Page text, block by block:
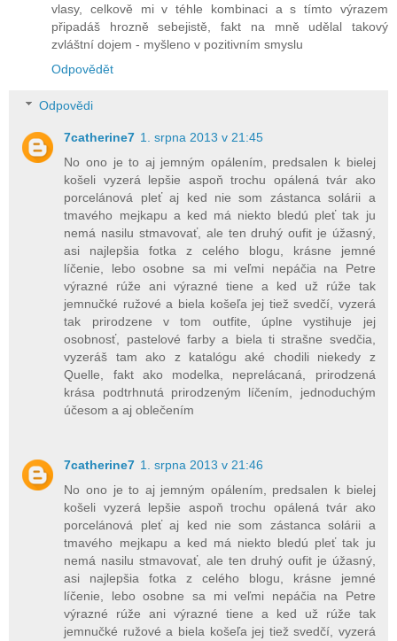
vlasy, celkově mi v téhle kombinaci a s tímto výrazem
připadáš hrozně sebejistě, fakt na mně udělal takový
zvláštní dojem - myšleno v pozitivním smyslu
Odpovědět
Odpovědi
7catherine7 1. srpna 2013 v 21:45
No ono je to aj jemným opálením, predsalen k bielej
košeli vyzerá lepšie aspoň trochu opálená tvár ako
porcelánová pleť aj ked nie som zástanca solárii a
tmavého mejkapu a ked má niekto bledú pleť tak ju
nemá nasilu stmavovať, ale ten druhý oufit je úžasný,
asi najlepšia fotka z celého blogu, krásne jemné
líčenie, lebo osobne sa mi veľmi nepáčia na Petre
výrazné rúže ani výrazné tiene a ked už rúže tak
jemnučké ružové a biela košeľa jej tiež svedčí, vyzerá
tak prirodzene v tom outfite, úplne vystihuje jej
osobnosť, pastelové farby a biela ti strašne svedčia,
vyzeráš tam ako z katalógu aké chodili niekedy z
Quelle, fakt ako modelka, neprelácaná, prirodzená
krása podtrhnutá prirodzeným líčením, jednoduchým
účesom a aj oblečením
7catherine7 1. srpna 2013 v 21:46
No ono je to aj jemným opálením, predsalen k bielej
košeli vyzerá lepšie aspoň trochu opálená tvár ako
porcelánová pleť aj ked nie som zástanca solárii a
tmavého mejkapu a ked má niekto bledú pleť tak ju
nemá nasilu stmavovať, ale ten druhý oufit je úžasný,
asi najlepšia fotka z celého blogu, krásne jemné
líčenie, lebo osobne sa mi veľmi nepáčia na Petre
výrazné rúže ani výrazné tiene a ked už rúže tak
jemnučké ružové a biela košeľa jej tiež svedčí, vyzerá